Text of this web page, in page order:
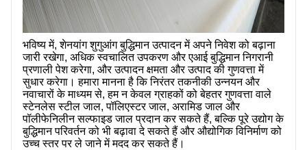
भविष्य में, शेनयांग शुगुआंग बुद्धिमान उत्पादन में अपने निवेश को बढ़ाना
जारी रखेगा, अधिक स्वचालित उपकरण और एआई बुद्धिमान निगरानी
प्रणाली पेश करेगा, और उत्पादन क्षमता और उत्पाद की गुणवत्ता में
सुधार करेगा। हमारा मानना ​​​​है कि निरंतर तकनीकी उन्नयन और
नवाचारों के माध्यम से, हम न केवल ग्राहकों को बेहतर गुणवत्ता वाले
स्टेनलेस स्टील जाल, पॉलिएस्टर जाल, अरामिड जाल और
पॉलीफेनिलीन सल्फाइड जाल प्रदान कर सकते हैं, बल्कि पूरे उद्योग के
बुद्धिमान परिवर्तन को भी बढ़ावा दे सकते हैं और औद्योगिक विनिर्माण को
उच्च स्तर पर ले जाने में मदद कर सकते हैं।